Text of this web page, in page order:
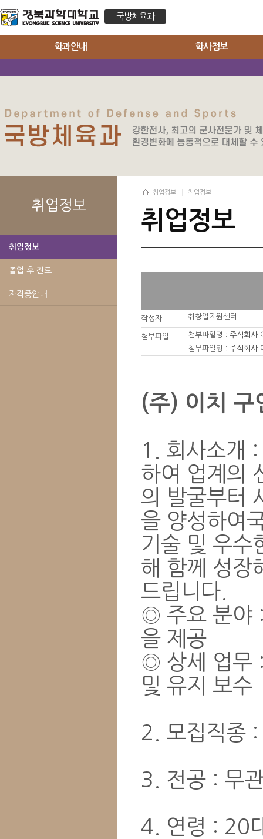
국방체육과
학과안내 학사정보
취업정보
취업정보
졸업 후 진로
자격증안내
취업정보 취업정보
취업정보
작성자 취창업지원센터
첨부파일 첨부파일명 : 주식회사
첨부파일명 : 주식회사
(주) 이치 구
1. 회사소개
하여 업계의
의 발굴부터
을 양성하여
기술 및 우수
해 함께 성장
드립니다.
◎ 주요 분야
을 제공
◎ 상세 업무
및 유지 보수
2. ​모집직종
3. 전공 : 무
4. 연령 : 20